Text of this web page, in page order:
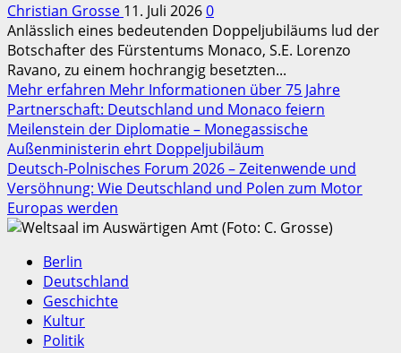
Christian Grosse 11. Juli 20260
Anlässlich eines bedeutenden Doppeljubiläums lud der
Botschafter des Fürstentums Monaco, S.E. Lorenzo
Ravano, zu einem hochrangig besetzten...
Mehr erfahren Mehr Informationen über 75 Jahre
Partnerschaft: Deutschland und Monaco feiern
Meilenstein der Diplomatie – Monegassische
Außenministerin ehrt Doppeljubiläum
Deutsch-Polnisches Forum 2026 – Zeitenwende und
Versöhnung: Wie Deutschland und Polen zum Motor
Europas werden
Berlin
Deutschland
Geschichte
Kultur
Politik